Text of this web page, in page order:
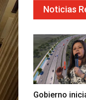
Noticias
Gobierno